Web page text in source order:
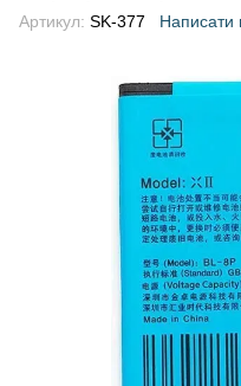
Артикул: SK-377 Написати